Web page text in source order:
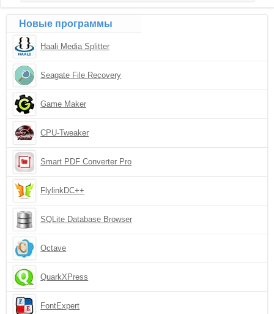
Новые программы
Haali Media Splitter
Seagate File Recovery
Game Maker
CPU-Tweaker
Smart PDF Converter Pro
FlylinkDC++
SQLite Database Browser
Octave
QuarkXPress
FontExpert